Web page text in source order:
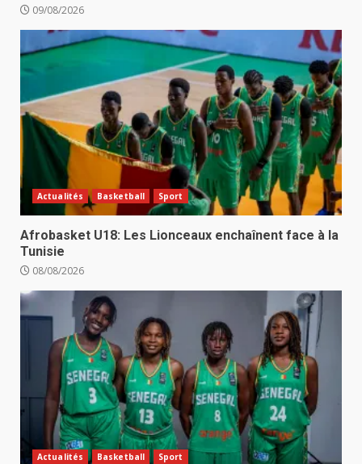
09/08/2026
Actualités Basketball Sport
Afrobasket U18: Les Lionceaux enchaînent face à la
Tunisie
08/08/2026
Actualités Basketball Sport